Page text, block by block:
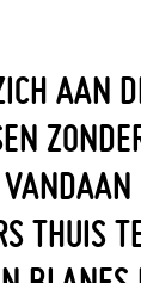
AAN
THUIS